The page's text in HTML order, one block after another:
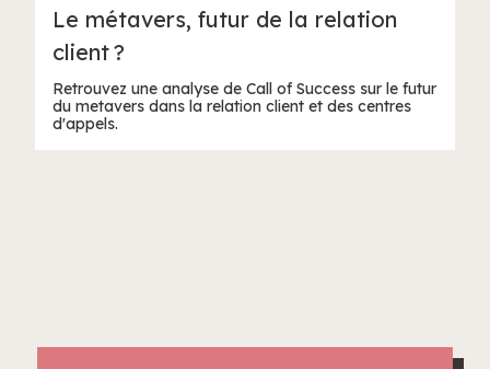
Le métavers, futur de la relation
client ?
Retrouvez une analyse de Call of Success sur le futur
du metavers dans la relation client et des centres
d'appels.